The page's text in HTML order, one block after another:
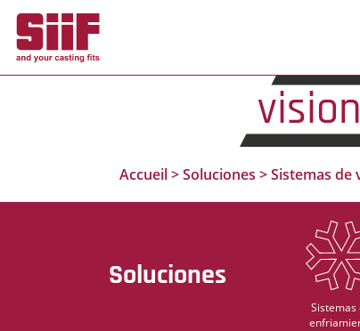
Accueil>Soluciones >Sistemas de
Soluciones
Sistemas
Panel de gestión de cookies